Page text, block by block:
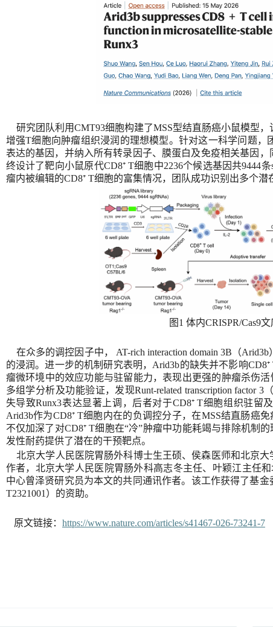
研究团队利用CMT93细胞构建了MSS型结直肠癌小鼠模型
增强T细胞向肿瘤组织浸润的理想模型。针对这一科学问题，
表达的基因，并纳入所有转录因子、膜蛋白及免疫相关基因，
终设计了靶向小鼠原代CD8⁺ T细胞中2236个候选基因共9444条
瘤内被编辑的CD8⁺ T细胞的富集情况，团队成功识别出多个潜
图 1 体内CRISPR/Cas9文
在众多的调控因子中， AT-rich interaction domain 3B （Arid3b
的浸润。进一步的机制研究表明， Arid3b的缺失并不影响CD8⁺
瘤微环境中的效应功能与驻留能力，表现出更强的肿瘤杀伤活
多组学分析及功能验证，发现Runt-related transcription factor 3
失导致Runx3表达显著上调，后者对于CD8⁺ T细胞组织驻留
Arid3b作为CD8⁺ T细胞内在的负调控分子，在MSS结直肠癌免
不仅加深了对CD8⁺ T细胞在“冷”肿瘤中功能耗竭与排除机制的
发性耐药提供了潜在的干预靶点。
北京大学人民医院胃肠外科博士生王硕、侯森医师和北京大
作者， 北京大学人民医院胃肠外科高志冬主任、叶颖江主任
中心曾泽贤研究员为本文的共同通讯作者。 该工作获得了基金
T2321001 ）的资助。
原文链接： https://www.nature.com/articles/s41467-026-73241-7